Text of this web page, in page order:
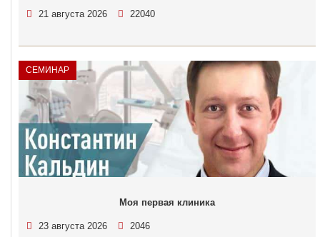
21 августа 2026 22040
СЕМИНАР
Моя первая клиника
23 августа 2026 2046